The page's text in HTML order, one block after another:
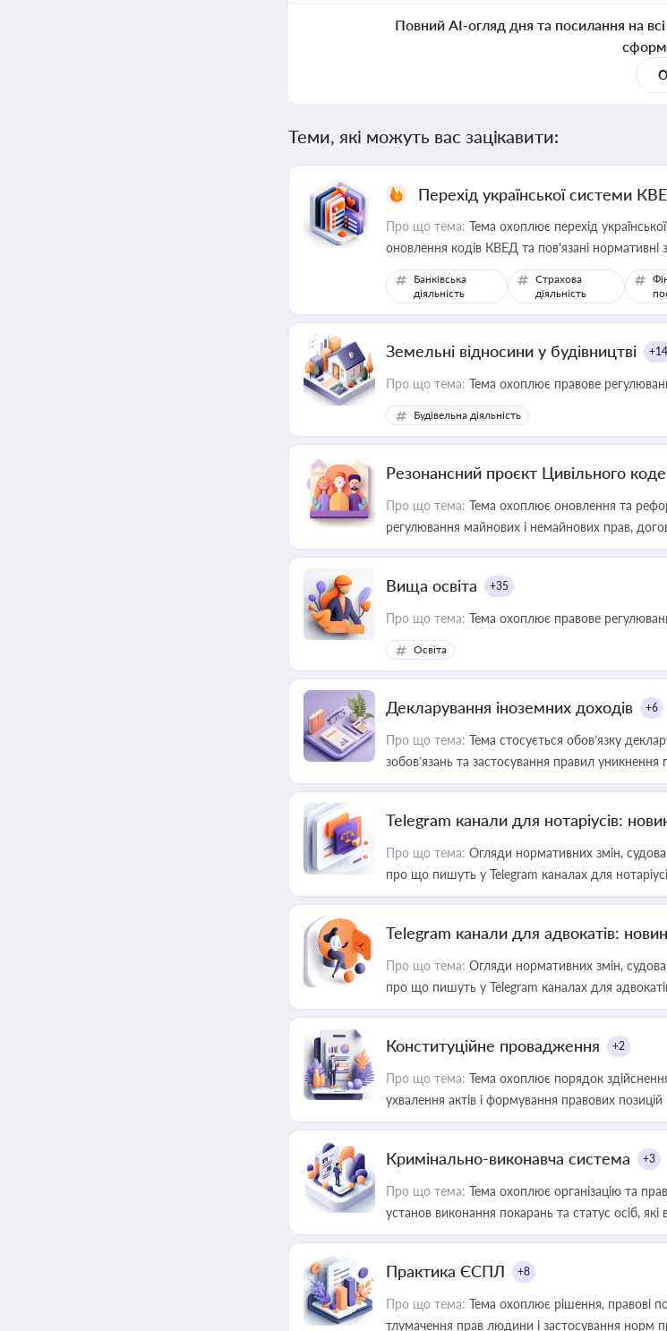
Повний AI-огляд дня та посилання на
Теми, які можуть вас зацікавити:
Перехід української системи
Про що тема: Тема охоплює перехід
оновлення кодів КВЕД та пов'язані нормативні
Банківська
діяльність
Страхова
діяльність
Земельні відносини у будівництві +14
Про що тема: Тема охоплює правове
Будівельна діяльність
Резонансний проєкт Цивільного
Про що тема: Тема охоплює оновлення та
регулювання майнових і немайнових прав,
Вища освіта +35
Про що тема: Тема охоплює правове
Освіта
Декларування іноземних доходів +6
Про що тема: Тема стосується обов’язку
зобов’язань та застосування правил
Telegram канали для нотаріусів:
Про що тема: Огляди нормативних змін,
про що пишуть у Telegram каналах для
Telegram канали для адвокатів:
Про що тема: Огляди нормативних змін,
про що пишуть у Telegram каналах для
Конституційне провадження +2
Про що тема: Тема охоплює порядок
ухвалення актів і формування правових позицій
Кримінально-виконавча система +3
Про що тема: Тема охоплює організацію та
установ виконання покарань та статус осіб,
Практика ЄСПЛ +8
Про що тема: Тема охоплює рішення, правові
тлумачення прав людини і застосування норм